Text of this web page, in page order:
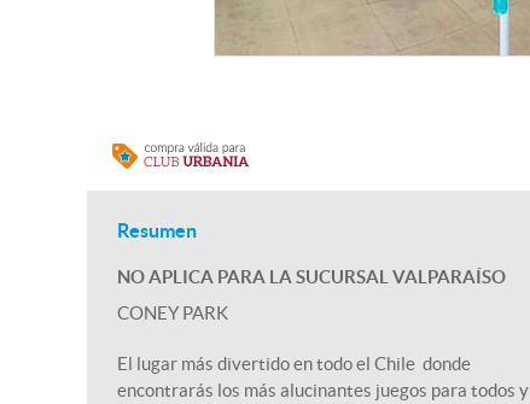
Resumen
NO APLICA PARA LA SUCURSAL VALPARAÍSO
CONEY PARK
El lugar más divertido en todo el Chile donde
encontrarás los más alucinantes juegos para todos y